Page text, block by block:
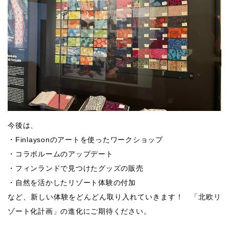
今後は、
・Finlaysonのアートを使ったワークショップ
・コラボルームのアップデート
・フィンランドで見つけたグッズの販売
・自然を活かしたリゾート体験の付加
など、新しい体験をどんどん取り入れていきます！ 「北欧リ
ゾート化計画」の進化にご期待ください。